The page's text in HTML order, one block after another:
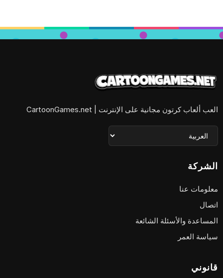
العب ألعاب كرتون مجانية على الإنترنت | CartoonGames.net
الشركة
معلومات عنا
اتصال
المساعدة والأسئلة الشائعة
سياسة العمر
قانوني